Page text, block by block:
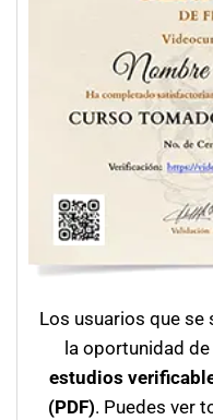
Los usuarios que se
la oportunidad
estudios
(PDF). Puedes ver